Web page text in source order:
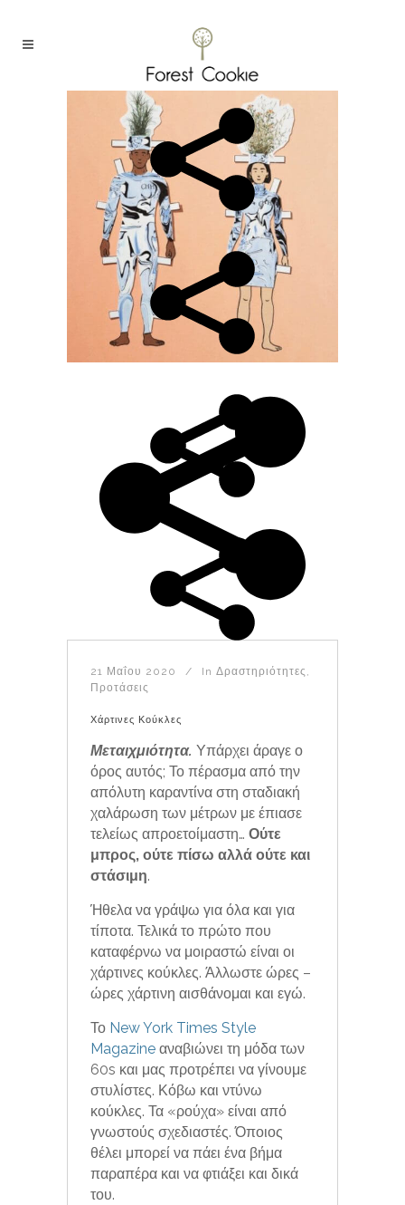
21 Μαΐου 2020 In Δραστηριότητες ,
Προτάσεις
Χάρτινες Κούκλες
Μεταιχμιότητα. Υπάρχει άραγε ο
όρος αυτός; Το πέρασμα από την
απόλυτη καραντίνα στη σταδιακή
χαλάρωση των μέτρων με έπιασε
τελείως απροετοίμαστη… Ούτε
μπρος, ούτε πίσω αλλά ούτε και
στάσιμη.
Ήθελα να γράψω για όλα και για
τίποτα. Τελικά το πρώτο που
καταφέρνω να μοιραστώ είναι οι
χάρτινες κούκλες. Άλλωστε ώρες –
ώρες χάρτινη αισθάνομαι και εγώ.
Το New York Times Style
Magazine αναβιώνει τη μόδα των
60s και μας προτρέπει να γίνουμε
στυλίστες. Κόβω και ντύνω
κούκλες. Τα «ρούχα» είναι από
γνωστούς σχεδιαστές. Όποιος
θέλει μπορεί να πάει ένα βήμα
παραπέρα και να φτιάξει και δικά
του.